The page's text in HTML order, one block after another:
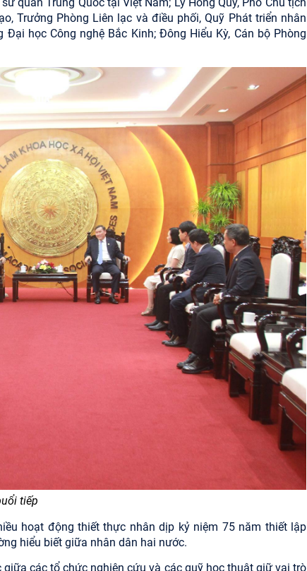
Trưởng Phòng Liên lạc và điều phối, Quỹ Phát triển nhân
học Công nghệ Bắc Kinh; Đông Hiểu Kỳ, Cán bộ Phòng
tiếp
hoạt động thiết thực nhân dịp kỷ niệm 75 năm thiết lập
hiểu biết giữa nhân dân hai nước.
các tổ chức nghiên cứu và các quỹ học thuật giữ vai trò